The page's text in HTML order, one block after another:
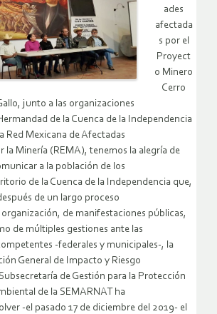
ades
afectada
s por el
Proyect
o Minero
Cerro
junto a las organizaciones
de la Cuenca de la Independencia
Red Mexicana de Afectadas
la Minería (REMA), tenemos la alegría de
a la población de los
de la Cuenca de la Independencia que,
de un largo proceso
de manifestaciones públicas,
de múltiples gestiones ante las
-federales y municipales-, la
General de Impacto y Riesgo
de Gestión para la Protección
de la SEMARNAT ha
-el pasado 17 de diciembre del 2019- el